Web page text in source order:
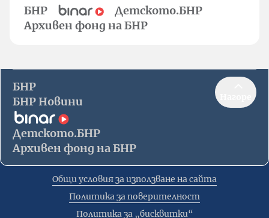
БНР
Детското.БНР
Архивен фонд на БНР
БНР
БНР Новини
Детското.БНР
Архивен фонд на БНР
Общи условия за използване на сайта
Политика за поверителност
Политика за „бисквитки“